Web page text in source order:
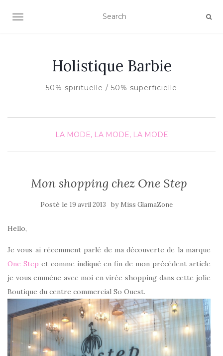
AFFICHER/MASQUER LA NAVIGATION
Holistique Barbie
50% spirituelle / 50% superficielle
LA MODE, LA MODE, LA MODE
Mon shopping chez One Step
Posté le 19 avril 2013 by Miss GlamaZone
Hello,
Je vous ai récemment parlé de ma découverte de la marque
One Step et comme indiqué en fin de mon précédent article
je vous emmène avec moi en virée shopping dans cette jolie
Boutique du centre commercial So Ouest.